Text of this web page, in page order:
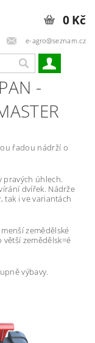
e-agro@seznam.cz
0 Kč
-
řadou nádrží o
pravých úhlech.
dvířek. Nádrže
tak i ve variantách
zemědělské
zemědělsk=é
výbavy.